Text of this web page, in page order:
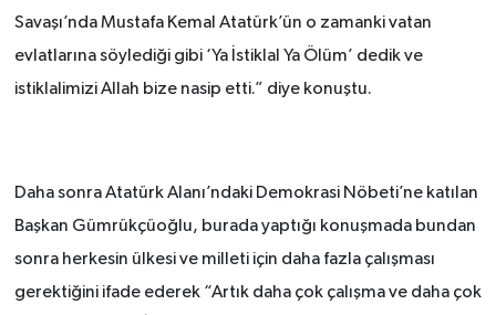
Savaşı’nda Mustafa Kemal Atatürk’ün o zamanki vatan
evlatlarına söylediği gibi ‘Ya İstiklal Ya Ölüm’ dedik ve
istiklalimizi Allah bize nasip etti.” diye konuştu.
Daha sonra Atatürk Alanı’ndaki Demokrasi Nöbeti’ne katılan
Başkan Gümrükçüoğlu, burada yaptığı konuşmada bundan
sonra herkesin ülkesi ve milleti için daha fazla çalışması
gerektiğini ifade ederek “Artık daha çok çalışma ve daha çok